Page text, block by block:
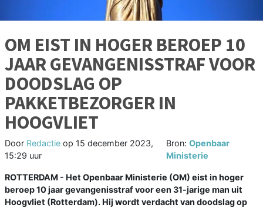
OM EIST IN HOGER BEROEP 10
JAAR GEVANGENISSTRAF VOOR
DOODSLAG OP
PAKKETBEZORGER IN
HOOGVLIET
Door Redactie op 15 december 2023,
15:29 uur
Bron: Openbaar
Ministerie
ROTTERDAM - Het Openbaar Ministerie (OM) eist in hoger
beroep 10 jaar gevangenisstraf voor een 31-jarige man uit
Hoogvliet (Rotterdam). Hij wordt verdacht van doodslag op